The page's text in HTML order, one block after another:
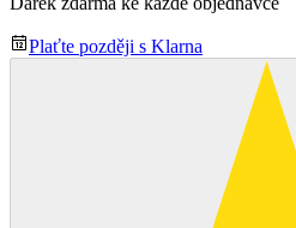
Plaťte později s Klarna